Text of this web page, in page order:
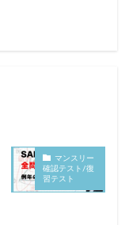
マンスリー
確認テスト/復
習テスト